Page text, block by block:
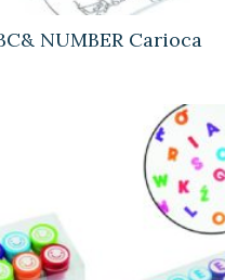
NUMBER Carioca